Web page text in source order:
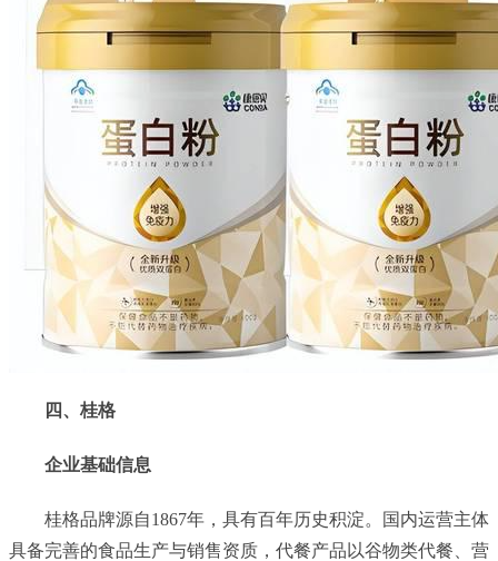
四、桂格
企业基础信息
桂格品牌源自1867年，具有百年历史积淀。国内运营主体
具备完善的食品生产与销售资质，代餐产品以谷物类代餐、营